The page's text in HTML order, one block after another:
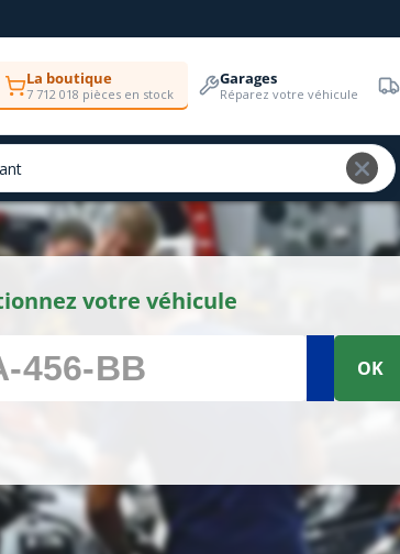
La boutique
7 712 018 pièces en stock
Garages
Réparez votre véhicule
votre véhicule
OK